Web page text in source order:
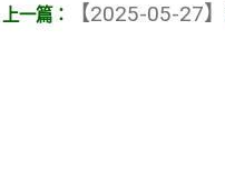
【2025-05-27】